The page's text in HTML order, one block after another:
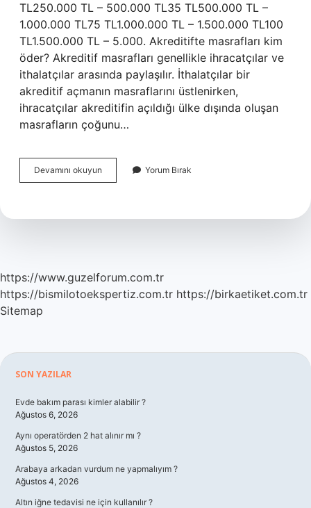
TL250.000 TL – 500.000 TL35 TL500.000 TL –
1.000.000 TL75 TL1.000.000 TL – 1.500.000 TL100
TL1.500.000 TL – 5.000. Akreditifte masrafları kim
öder? Akreditif masrafları genellikle ihracatçılar ve
ithalatçılar arasında paylaşılır. İthalatçılar bir
akreditif açmanın masraflarını üstlenirken,
ihracatçılar akreditifin açıldığı ülke dışında oluşan
masrafların çoğunu…
Devamını okuyun Akreditif
Ücreti
Yorum Bırak
https://www.guzelforum.com.tr
https://bismilotoekspertiz.com.tr https://birkaetiket.com.tr
Sitemap
Sidebar
SON YAZILAR
Evde bakım parası kimler alabilir ?
Ağustos 6, 2026
Aynı operatörden 2 hat alınır mı ?
Ağustos 5, 2026
Arabaya arkadan vurdum ne yapmalıyım ?
Ağustos 4, 2026
Altın iğne tedavisi ne için kullanılır ?